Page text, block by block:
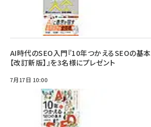
AI時代のSEO入門『10年つかえるSEOの基本
【改訂新版】』を3名様にプレゼント
7月17日 10:00